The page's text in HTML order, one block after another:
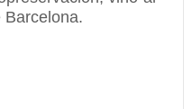
Barcelona.